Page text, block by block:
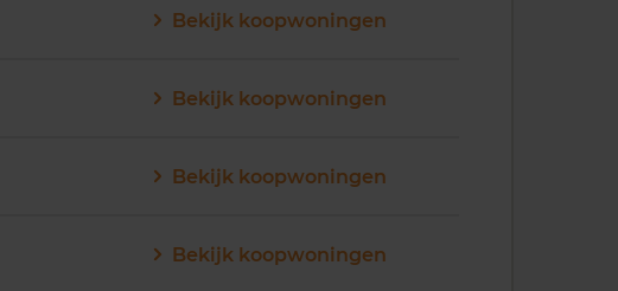
Bekijk koopwoningen
Bekijk koopwoningen
Bekijk koopwoningen
Bekijk koopwoningen